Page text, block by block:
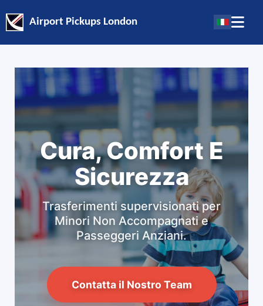
Airport Pickups London
Cura, Comfort E
Sicurezza
Trasferimenti supervisionati per
Minori Non Accompagnati e
Passeggeri Anziani.
Contatta il Nostro Team